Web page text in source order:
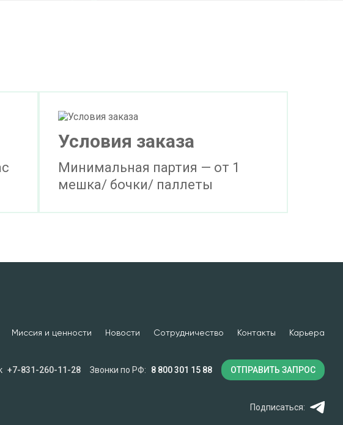
Условия заказа
Минимальная партия — от 1
мешка/ бочки/ паллеты
Миссия и ценности Новости Сотрудничество Контакты Карьера
+7-831-260-11-28 Звонки по РФ: 8 800 301 15 88 ОТПРАВИТЬ ЗАПРОС
Подписаться: